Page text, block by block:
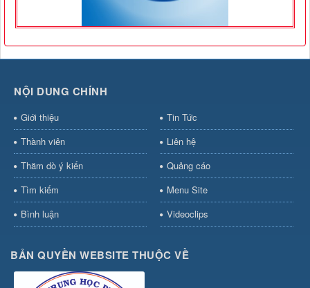
NỘI DUNG CHÍNH
Giới thiệu
Tin Tức
Thành viên
Liên hệ
Thăm dò ý kiến
Quảng cáo
Tìm kiếm
Menu Site
Bình luận
Videoclips
BẢN QUYỀN WEBSITE THUỘC VỀ